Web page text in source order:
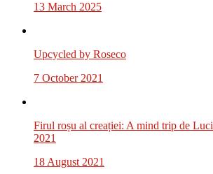
13 March 2025
Upcycled by Roseco
7 October 2021
Firul roșu al creației: A mind trip de
2021
18 August 2021